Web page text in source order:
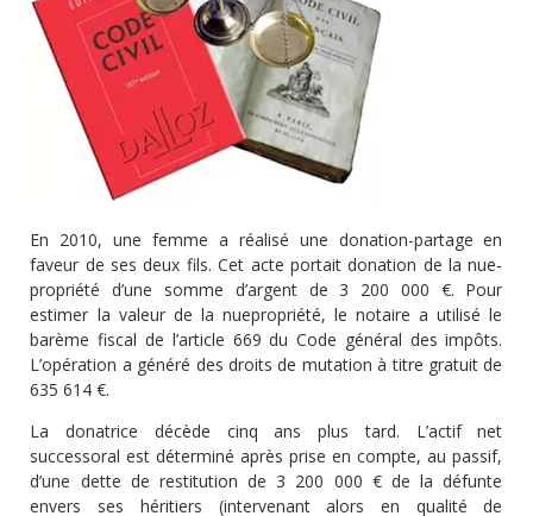
En 2010, une femme a réalisé une donation-partage en
faveur de ses deux fils. Cet acte portait donation de la nue-
propriété d’une somme d’argent de 3 200 000 €. Pour
estimer la valeur de la nuepropriété, le notaire a utilisé le
barème fiscal de l’article 669 du Code général des impôts.
L’opération a généré des droits de mutation à titre gratuit de
635 614 €.
La donatrice décède cinq ans plus tard. L’actif net
successoral est déterminé après prise en compte, au passif,
d’une dette de restitution de 3 200 000 € de la défunte
envers ses héritiers (intervenant alors en qualité de